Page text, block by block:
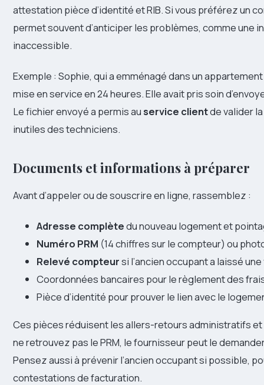
attestation pièce d’identité et RIB. Si vous préférez un
permet souvent d’anticiper les problèmes, comme une
inaccessible.
Exemple : Sophie, qui a emménagé dans un
mise en service en 24 heures. Elle avait pris soin
Le fichier envoyé a permis auservice clientde valider
inutiles des techniciens.
Documents et informations à préparer
Avant d’appeler ou de souscrire en ligne, rassemblez :
Adresse complètedu nouveau logement et
Numéro PRM (14 chiffres sur le compteur) ou
Relevé compteursi l’ancien occupant a laissé
Coordonnées bancaires pour le règlement des
Pièce d’identité pour prouver le lien avec le
Ces pièces réduisent les allers-retours administratifs
ne retrouvez pas le PRM, le fournisseur peut le
Pensez aussi à prévenir l’ancien occupant si possible,
contestations de facturation.